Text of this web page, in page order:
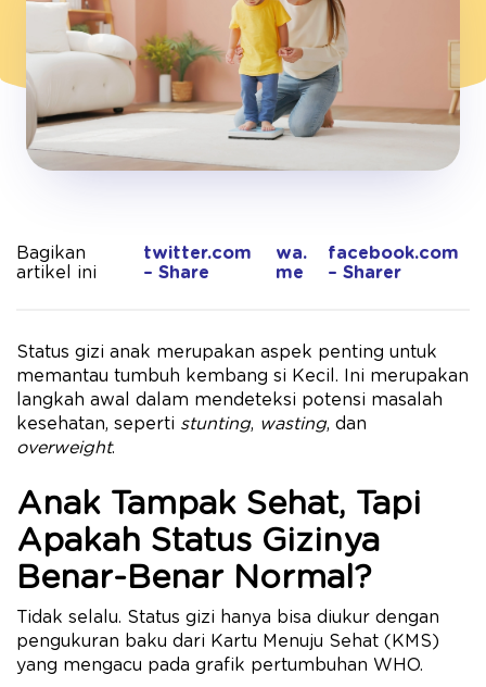
Bagikan
artikel ini
twitter.com
– Share
wa.
me
facebook.com
– Sharer
Status gizi anak merupakan aspek penting untuk
memantau tumbuh kembang si Kecil. Ini merupakan
langkah awal dalam mendeteksi potensi masalah
kesehatan, seperti stunting, wasting, dan
overweight.
Anak Tampak Sehat, Tapi
Apakah Status Gizinya
Benar-Benar Normal?
Tidak selalu. Status gizi hanya bisa diukur dengan
pengukuran baku dari Kartu Menuju Sehat (KMS)
yang mengacu pada grafik pertumbuhan WHO.